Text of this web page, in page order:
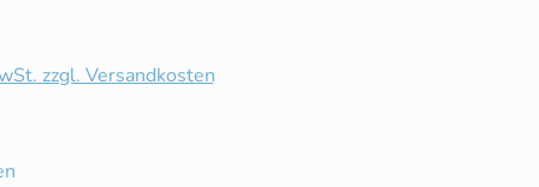
zzgl. Versandkosten
Bewertung von 5 von 5 Sternen